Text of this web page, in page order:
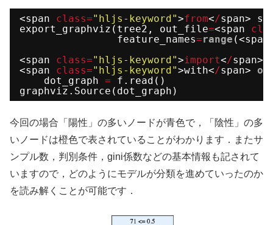
<span class="hljs-keyword">from</span>
export_graphviz(tree2, out_file=<span
feature_names=range
<span class="hljs-keyword">import</span>
<span class="hljs-keyword">with</span>
dot_graph =
f.read()
graphviz.Source(dot_graph)
今回の場合「陽性」の多いノードが青色で，「陰性」の多
いノードは橙色で表されていることがわかります．またサ
ンプル数，判別条件，gini係数などの基本情報も記されて
いますので，どのようにモデルが分類を進めていったのか
を読み解くことが可能です．